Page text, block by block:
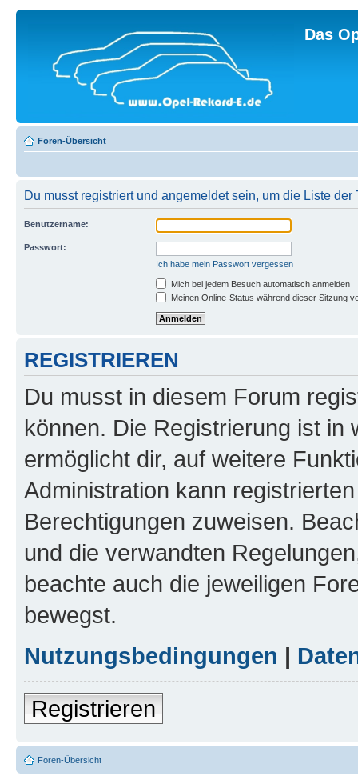
Das
Foren-Übersicht
Du musst registriert und angemeldet sein, um die Liste
Benutzername:
Passwort:
Ich habe mein Passwort vergessen
Mich bei jedem Besuch automatisch anmelden
Meinen Online-Status während dieser Sitzung
REGISTRIEREN
Du musst in diesem Forum
können. Die Registrierung ist in
ermöglicht dir, auf weitere
Administration kann
Berechtigungen zuweisen.
und die verwandten
beachte auch die jeweiligen
bewegst.
Nutzungsbedingungen |
Registrieren
Foren-Übersicht